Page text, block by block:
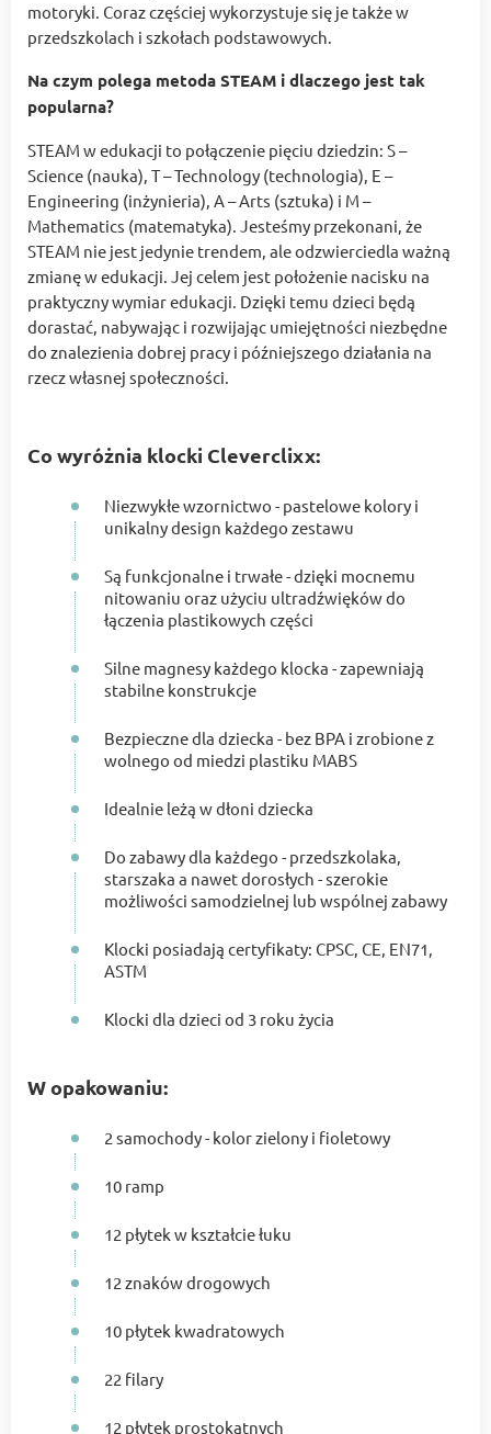
motoryki. Coraz częściej wykorzystuje się je także w
przedszkolach i szkołach podstawowych.
Na czym polega metoda STEAM i dlaczego jest tak
popularna?
STEAM w edukacji to połączenie pięciu dziedzin: S –
Science (nauka), T – Technology (technologia), E –
Engineering (inżynieria), A – Arts (sztuka) i M –
Mathematics (matematyka). Jesteśmy przekonani, że
STEAM nie jest jedynie trendem, ale odzwierciedla ważną
zmianę w edukacji. Jej celem jest położenie nacisku na
praktyczny wymiar edukacji. Dzięki temu dzieci będą
dorastać, nabywając i rozwijając umiejętności niezbędne
do znalezienia dobrej pracy i późniejszego działania na
rzecz własnej społeczności.
Co wyróżnia klocki Cleverclixx:
Niezwykłe wzornictwo - pastelowe kolory i
unikalny design każdego zestawu
Są funkcjonalne i trwałe - dzięki mocnemu
nitowaniu oraz użyciu ultradźwięków do
łączenia plastikowych części
Silne magnesy każdego klocka - zapewniają
stabilne konstrukcje
Bezpieczne dla dziecka - bez BPA i zrobione z
wolnego od miedzi plastiku MABS
Idealnie leżą w dłoni dziecka
Do zabawy dla każdego - przedszkolaka,
starszaka a nawet dorosłych - szerokie
możliwości samodzielnej lub wspólnej zabawy
Klocki posiadają certyfikaty: CPSC, CE, EN71,
ASTM
Klocki dla dzieci od 3 roku życia
W opakowaniu:
2 samochody - kolor zielony i fioletowy
10 ramp
12 płytek w kształcie łuku
12 znaków drogowych
10 płytek kwadratowych
22 filary
12 płytek prostokątnych